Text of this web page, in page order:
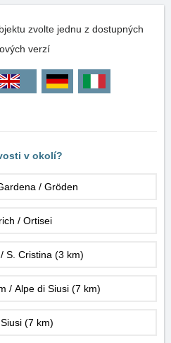
zvolte jednu z dostupných
verzí
v okolí?
/ Gröden
/ Ortisei
S. Cristina (3 km)
/ Alpe di Siusi (7 km)
(7 km)